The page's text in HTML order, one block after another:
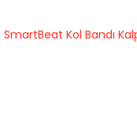
Kol Bandı Kalp